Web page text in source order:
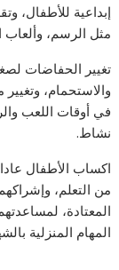
إبداعية للأطفال،
مثل الرسم، وألعاب
تغيير الحفاضات
والاستحمام،
في أوقات اللعب
نشاط.
اكساب الأطفال
من التعلم،
المعتادة،
المهام المنزلية